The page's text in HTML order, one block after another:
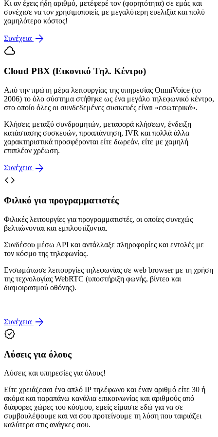
Κι αν έχεις ήδη αριθμό, μετέφερέ τον (φορητότητα) σε εμάς και
συνέχισε να τον χρησιμοποιείς με μεγαλύτερη ευελιξία και πολύ
χαμηλότερο κόστος!
Συνέχεια arrow_forward
cloud
Cloud PBX (Εικονικό Τηλ. Κέντρο)
Από την πρώτη μέρα λειτουργίας της υπηρεσίας OmniVoice (το
2006) το όλο σύστημα στήθηκε ως ένα μεγάλο τηλεφωνικό κέντρο,
στο οποίο όλες οι συνδεδεμένες συσκευές είναι «εσωτερικά».
Κλήσεις μεταξύ συνδρομητών, μεταφορά κλήσεων, ένδειξη
κατάστασης συσκευών, προαπάντηση, IVR και πολλά άλλα
χαρακτηριστικά προσφέρονται είτε δωρεάν, είτε με χαμηλή
επιπλέον χρέωση.
Συνέχεια arrow_forward
code
Φιλικό για προγραμματιστές
Φιλικές λειτουργίες για προγραμματιστές, οι οποίες συνεχώς
βελτιώνονται και εμπλουτίζονται.
Συνδέσου μέσω ΑΡΙ και αντάλλαξε πληροφορίες και εντολές με
τον κόσμο της τηλεφωνίας.
Ενσωμάτωσε λειτουργίες τηλεφωνίας σε web browser με τη χρήση
της τεχνολογίας WebRTC (υποστήριξη φωνής, βίντεο και
διαμοιρασμού οθόνης).
Συνέχεια arrow_forward
verified
Λύσεις για όλους
Λύσεις και υπηρεσίες για όλους!
Είτε χρειάζεσαι ένα απλό ΙΡ τηλέφωνο και έναν αριθμό είτε 30 ή
ακόμα και παραπάνω κανάλια επικοινωνίας και αριθμούς από
διάφορες χώρες του κόσμου, εμείς είμαστε εδώ για να σε
συμβουλέψουμε και να σου προτείνουμε τη λύση που ταιριάζει
καλύτερα στις ανάγκες σου.